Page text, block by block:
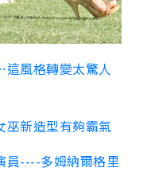
風格轉變太驚人
巫新造型有夠霸氣
員----多姆納爾格里